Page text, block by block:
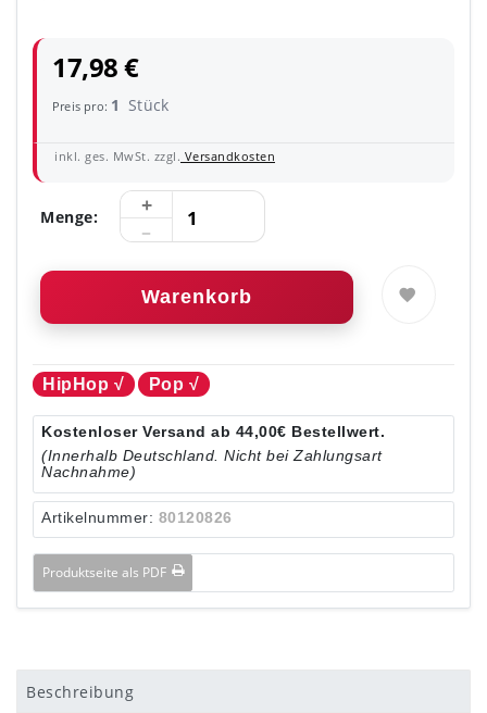
17,98 €
Preis pro: 1 Stück
inkl. ges. MwSt. zzgl. Versandkosten
Menge:
Warenkorb
HipHop √ Pop √
Kostenloser Versand ab 44,00€ Bestellwert.
(Innerhalb Deutschland. Nicht bei Zahlungsart
Nachnahme)
Artikelnummer: 80120826
Produktseite als PDF
Beschreibung